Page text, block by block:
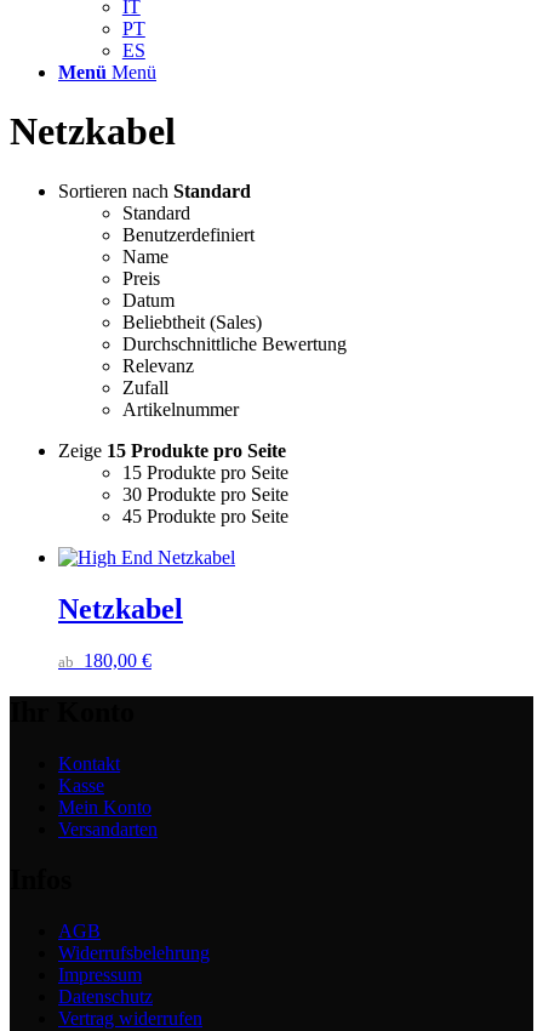
IT
PT
ES
Menü Menü
Netzkabel
Sortieren nach Standard
Standard
Benutzerdefiniert
Name
Preis
Datum
Beliebtheit (Sales)
Durchschnittliche Bewertung
Relevanz
Zufall
Artikelnummer
Zeige 15 Produkte pro Seite
15 Produkte pro Seite
30 Produkte pro Seite
45 Produkte pro Seite
Netzkabel
ab 180,00 €
Kontakt
Kasse
Mein Konto
Versandarten
AGB
Widerrufsbelehrung
Impressum
Datenschutz
Vertrag widerrufen